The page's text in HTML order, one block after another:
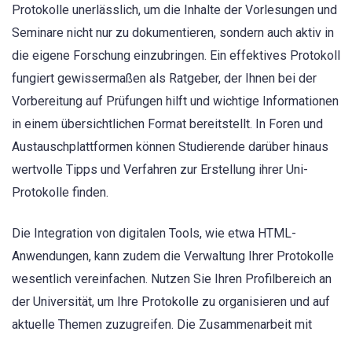
Protokolle unerlässlich, um die Inhalte der Vorlesungen und
Seminare nicht nur zu dokumentieren, sondern auch aktiv in
die eigene Forschung einzubringen. Ein effektives Protokoll
fungiert gewissermaßen als Ratgeber, der Ihnen bei der
Vorbereitung auf Prüfungen hilft und wichtige Informationen
in einem übersichtlichen Format bereitstellt. In Foren und
Austauschplattformen können Studierende darüber hinaus
wertvolle Tipps und Verfahren zur Erstellung ihrer Uni-
Protokolle finden.
Die Integration von digitalen Tools, wie etwa HTML-
Anwendungen, kann zudem die Verwaltung Ihrer Protokolle
wesentlich vereinfachen. Nutzen Sie Ihren Profilbereich an
der Universität, um Ihre Protokolle zu organisieren und auf
aktuelle Themen zuzugreifen. Die Zusammenarbeit mit